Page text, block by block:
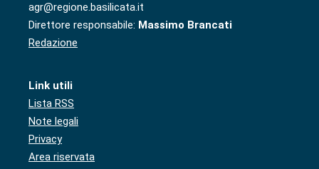
agr@regione.basilicata.it
Direttore responsabile: Massimo Brancati
Redazione
Link utili
Lista RSS
Note legali
Privacy
Area riservata